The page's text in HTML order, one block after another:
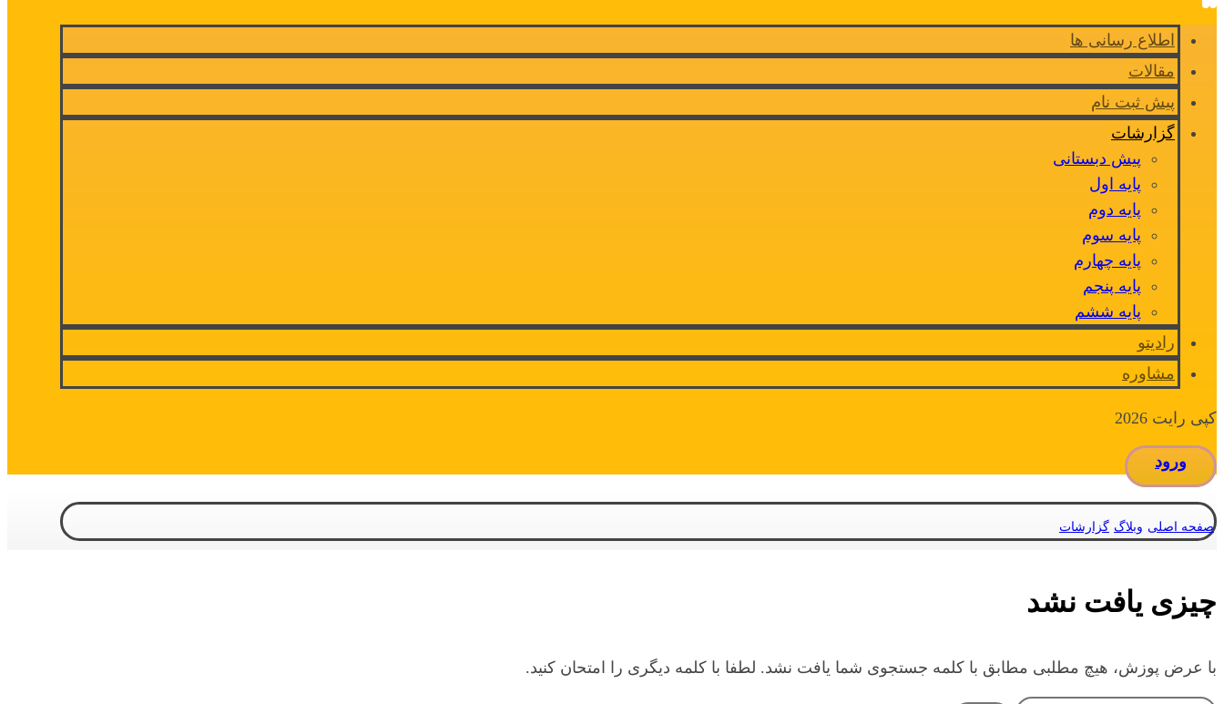
اطلاع رسانی ها
مقالات
پیش ثبت نام
گزارشات
پیش دبستانی
پایه اول
پایه دوم
پایه سوم
پایه چهارم
پایه پنجم
پایه ششم
رادیتو
مشاوره
کپی رایت 2026
ورود
صفحه اصلی وبلاگ گزارشات
چیزی یافت نشد
با عرض پوزش، هیچ مطلبی مطابق با کلمه جستجوی شما یافت نشد. لطفا با کلمه دیگری را امتحان کنید.